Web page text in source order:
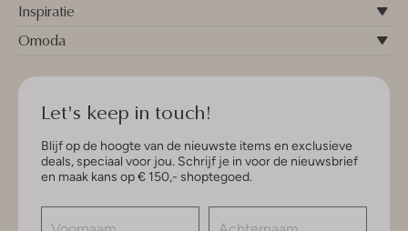
Inspiratie
Omoda
Let's keep in touch!
Blijf op de hoogte van de nieuwste items en exclusieve
deals, speciaal voor jou. Schrijf je in voor de nieuwsbrief
en maak kans op € 150,- shoptegoed.